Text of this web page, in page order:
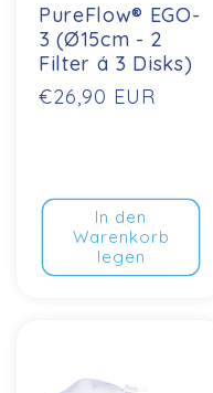
PureFlow® EGO-
3 (Ø15cm - 2
Filter á 3 Disks)
Normaler
€26,90 EUR
In den
Warenkorb
legen